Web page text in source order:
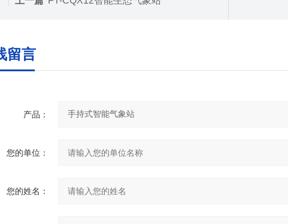
留言
产品：
您的单位：
您的姓名：